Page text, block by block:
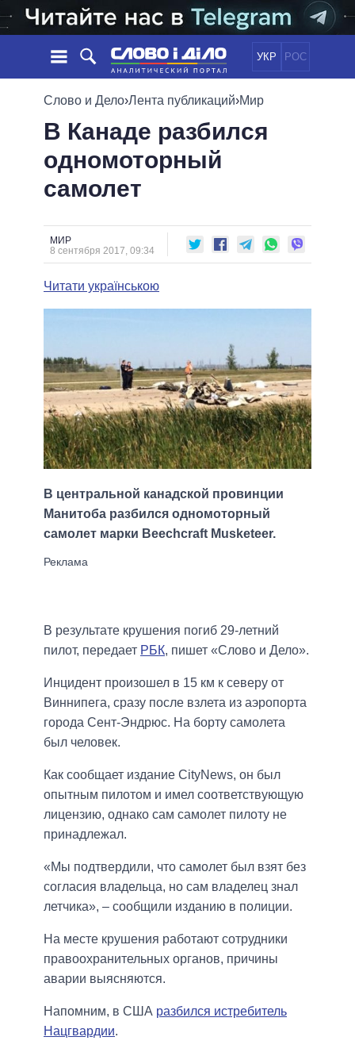
УКР РОС
НОВОСТИ
ЛЕНТА
СОБЫТИЯ
СТАТЬИ
ОБЗОРЫ
ДАЙДЖЕСТЫ
ПОЛИТИКА
ЭКОНОМИКА
ОБЕЩАНИЯ
ПОЛИТИКИ
ПРЕЗИДЕНТ И ОФИС
ВЕРХОВНАЯ РАДА
ВИДЕО
СРАВНЕНИЕ ПОЛИТИКОВ
Слово и Дело›Лента публикаций›Мир
В Канаде разбился
одномоторный
самолет
МИР
8 сентября 2017, 09:34
Читати українською
В центральной канадской провинции
Манитоба разбился одномоторный
самолет марки Beechcraft Musketeer.
В результате крушения погиб 29-летний
пилот, передает РБК, пишет «Слово и Дело».
Инцидент произошел в 15 км к северу от
Виннипега, сразу после взлета из аэропорта
города Сент-Эндрюс. На борту самолета
был человек.
Как сообщает издание CityNews, он был
опытным пилотом и имел соответствующую
лицензию, однако сам самолет пилоту не
принадлежал.
«Мы подтвердили, что самолет был взят без
согласия владельца, но сам владелец знал
летчика», – сообщили изданию в полиции.
На месте крушения работают сотрудники
правоохранительных органов, причины
аварии выясняются.
Напомним, в США разбился истребитель
Нацгвардии.